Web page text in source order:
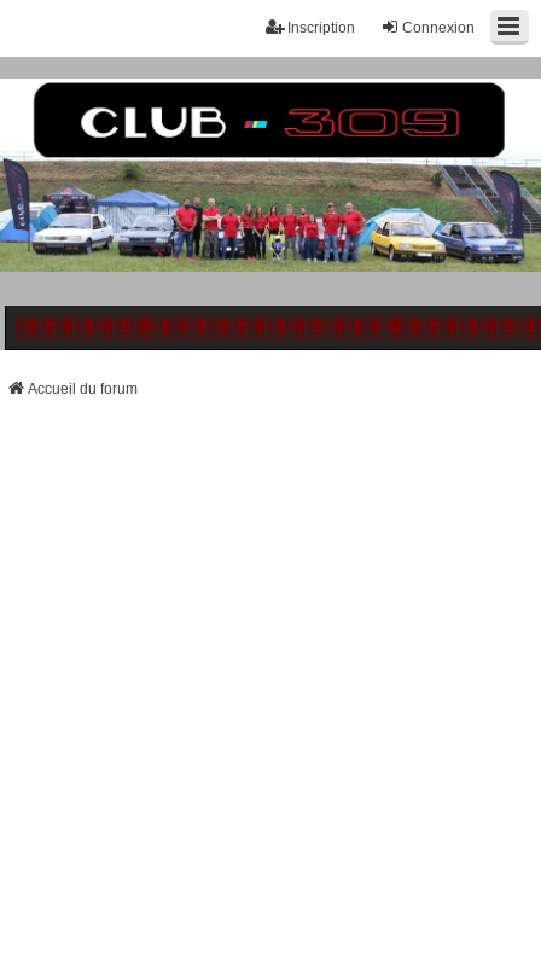
Connexion
Inscription
Accueil du forum